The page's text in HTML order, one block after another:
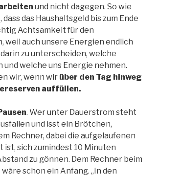
und nicht dagegen. So wie
das Haushaltsgeld bis zum Ende
Achtsamkeit für den
weil auch unsere Energien endlich
zu unterscheiden, welche
welche uns Energie nehmen.
wir, wenn wir über den Tag hinweg
auffüllen.
. Wer unter Dauerstrom steht
und isst ein Brötchen,
Rechner, dabei die aufgelaufenen
ist, sich zumindest 10 Minuten
zu gönnen. Dem Rechner beim
schon ein Anfang. „In den